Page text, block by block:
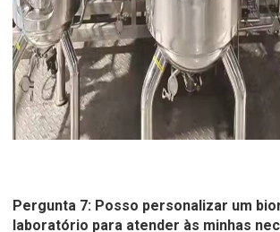
Pergunta 7: Posso personalizar um
laboratório para atender às minhas